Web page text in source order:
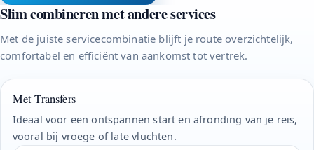
Slim combineren met andere services
Met de juiste servicecombinatie blijft je route overzichtelijk,
comfortabel en efficiënt van aankomst tot vertrek.
Met Transfers
Ideaal voor een ontspannen start en afronding van je reis,
vooral bij vroege of late vluchten.